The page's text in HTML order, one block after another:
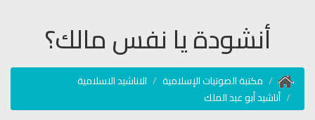
أنشودة يا نفس مالك؟
مكتبة الصوتيات الإسلامية
الاناشيد الاسلامية
أناشيد أبو عبد الملك